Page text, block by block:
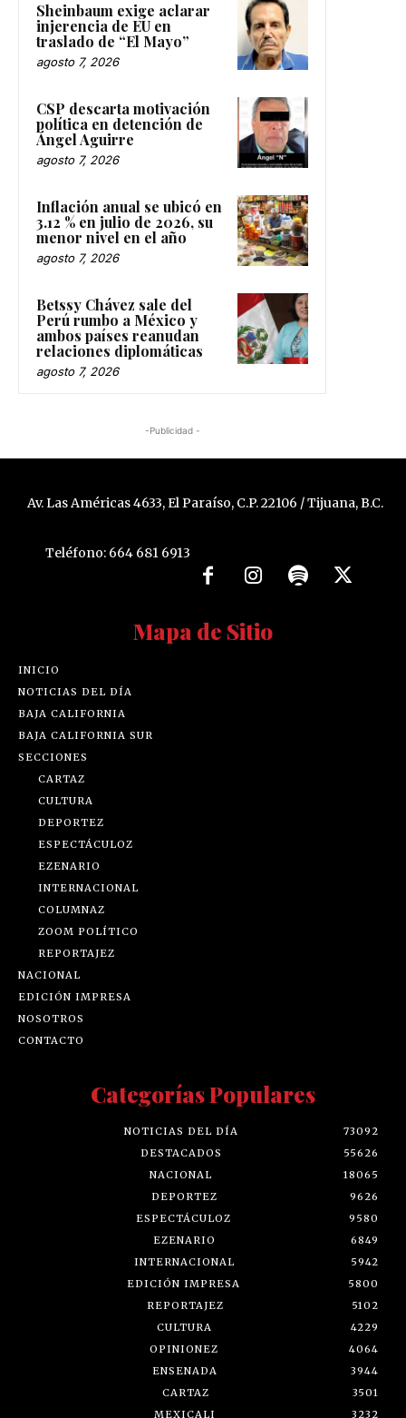
Sheinbaum exige aclarar
injerencia de EU en
traslado de “El Mayo”
agosto 7, 2026
CSP descarta motivación
política en detención de
Ángel Aguirre
agosto 7, 2026
Inflación anual se ubicó en
3.12 % en julio de 2026, su
menor nivel en el año
agosto 7, 2026
Betssy Chávez sale del
Perú rumbo a México y
ambos países reanudan
relaciones diplomáticas
agosto 7, 2026
-Publicidad -
Av. Las Américas 4633, El Paraíso, C.P. 22106 / Tijuana, B.C.
Teléfono: 664 681 6913
Mapa de Sitio
INICIO
NOTICIAS DEL DÍA
BAJA CALIFORNIA
BAJA CALIFORNIA SUR
SECCIONES
CARTAZ
CULTURA
DEPORTEZ
ESPECTÁCULOZ
EZENARIO
INTERNACIONAL
COLUMNAZ
ZOOM POLÍTICO
REPORTAJEZ
NACIONAL
EDICIÓN IMPRESA
NOSOTROS
CONTACTO
Categorías Populares
NOTICIAS DEL DÍA
73092
DESTACADOS
55626
NACIONAL
18065
DEPORTEZ
9626
ESPECTÁCULOZ
9580
EZENARIO
6849
INTERNACIONAL
5942
EDICIÓN IMPRESA
5800
REPORTAJEZ
5102
CULTURA
4229
OPINIONEZ
4064
ENSENADA
3944
CARTAZ
3501
MEXICALI
3232